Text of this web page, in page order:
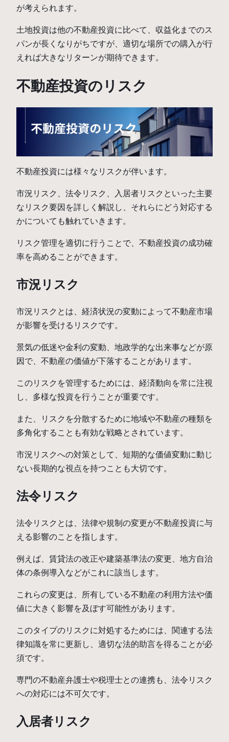
が考えられます。
土地投資は他の不動産投資に比べて、収益化までのス
パンが長くなりがちですが、適切な場所での購入が行
えれば大きなリターンが期待できます。
不動産投資のリスク
不動産投資には様々なリスクが伴います。
市況リスク、法令リスク、入居者リスクといった主要
なリスク要因を詳しく解説し、それらにどう対応する
かについても触れていきます。
リスク管理を適切に行うことで、不動産投資の成功確
率を高めることができます。
市況リスク
市況リスクとは、経済状況の変動によって不動産市場
が影響を受けるリスクです。
景気の低迷や金利の変動、地政学的な出来事などが原
因で、不動産の価値が下落することがあります。
このリスクを管理するためには、経済動向を常に注視
し、多様な投資を行うことが重要です。
また、リスクを分散するために地域や不動産の種類を
多角化することも有効な戦略とされています。
市況リスクへの対策として、短期的な価値変動に動じ
ない長期的な視点を持つことも大切です。
法令リスク
法令リスクとは、法律や規制の変更が不動産投資に与
える影響のことを指します。
例えば、賃貸法の改正や建築基準法の変更、地方自治
体の条例導入などがこれに該当します。
これらの変更は、所有している不動産の利用方法や価
値に大きく影響を及ぼす可能性があります。
このタイプのリスクに対処するためには、関連する法
律知識を常に更新し、適切な法的助言を得ることが必
須です。
専門の不動産弁護士や税理士との連携も、法令リスク
への対応には不可欠です。
入居者リスク